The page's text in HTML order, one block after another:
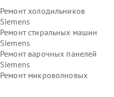
Ремонт холодильников
Siemens
Ремонт стиральных машин
Siemens
Ремонт варочных панелей
Siemens
Ремонт микроволновых